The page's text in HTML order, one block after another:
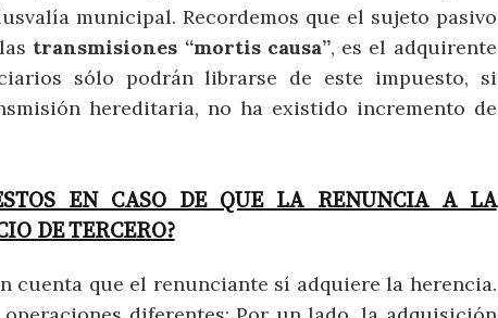
municipal. Recordemos que el sujeto pasivo
transmisiones “mortis causa”, es el adquirente
sólo podrán librarse de este impuesto, si
hereditaria, no ha existido incremento de
EN CASO DE QUE LA RENUNCIA A LA
DE TERCERO?
cuenta que el renunciante sí adquiere la herencia.